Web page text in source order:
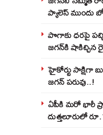
ప్యాలెస్‌ ముందు
పొగాకు ధరపై
జగన్‌కి షాకిచ్చిన
హైకోర్టు సాక్షిగా
జగన్ పరువు..!
ఏపీకి మరో భారీ
దుత్తలూరులో